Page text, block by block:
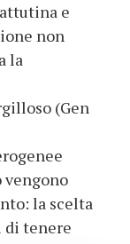
e
non
la
(Gen
la scelta
di tenere